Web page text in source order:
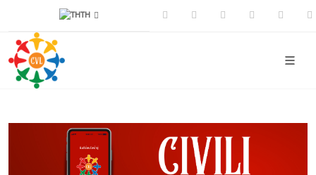
TH Facebook Youtube Instagram Tiktok